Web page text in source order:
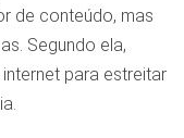
de conteúdo, mas
Segundo ela,
para estreitar